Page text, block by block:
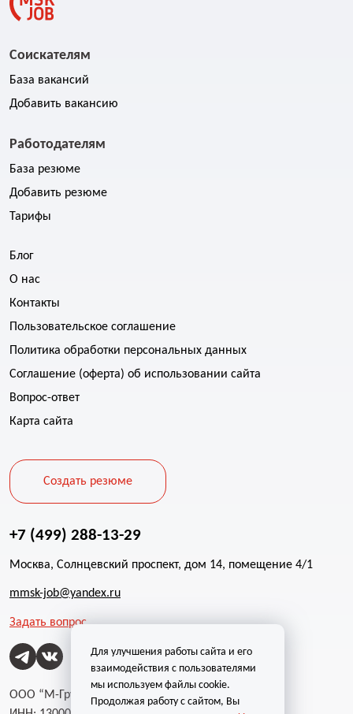
Соискателям
База вакансий
Добавить вакансию
Работодателям
База резюме
Добавить резюме
Тарифы
Блог
О нас
Контакты
Пользовательское соглашение
Политика обработки персональных данных
Соглашение (оферта) об использовании сайта
Вопрос-ответ
Карта сайта
Создать резюме
+7 (499) 288-13-29
Москва, Солнцевский проспект, дом 14, помещение 4/1
mmsk-job@yandex.ru
Задать вопрос
ООО “М-Групп”
Для улучшения работы сайта и его
взаимодействия с пользователями
мы используем файлы cookie.
Продолжая работу с сайтом, Вы